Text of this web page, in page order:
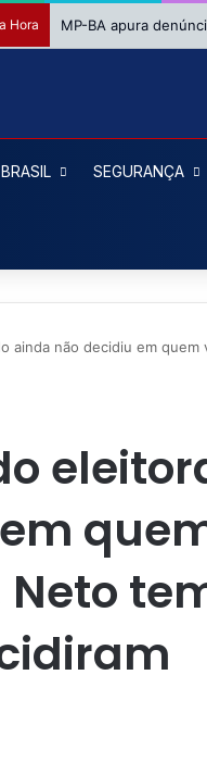
Hora
BRASIL SEGURANÇA
ainda não decidiu em